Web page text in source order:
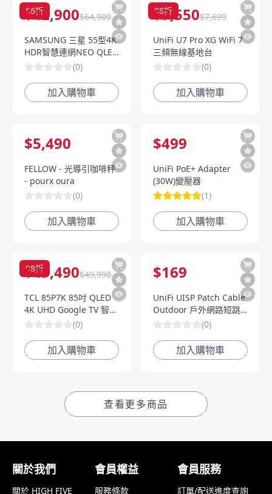
66折
$42,900$64,900
SAMSUNG 三星 55型4K
HDR智慧連網NEO QLED
電視
(0)
加入購物車
98折
$7,550$7,699
UniFi U7 Pro XG WiFi 7
三頻無線基地台
(0)
加入購物車
$5,490
FELLOW - 光導引咖啡秤
- pourx oura
(0)
加入購物車
$499
UniFi PoE+ Adapter
(30W)變壓器
(1)
加入購物車
98折
$49,490$49,990
TCL 85P7K 85吋 QLED
4K UHD Google TV 智慧
電視
(0)
加入購物車
$169
UniFi UISP Patch Cable
Outdoor 戶外網路短跳
線-白
(0)
加入購物車
查看更多商品
關於我們
關於 HIGH FIVE
會員權益
服務條款
會員服務
訂單/配送進度查詢